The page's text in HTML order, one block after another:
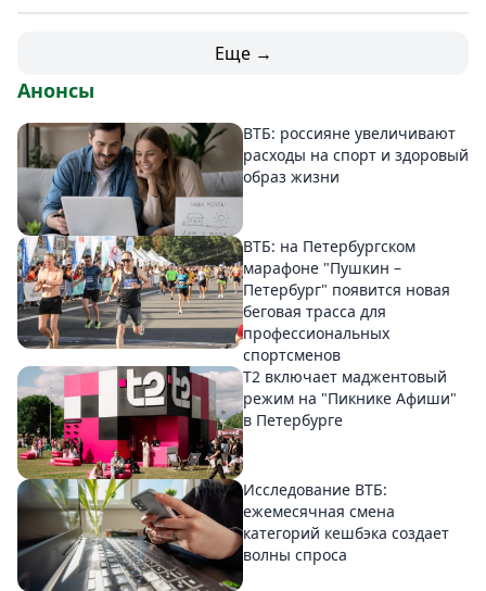
Еще →
Анонсы
ВТБ: россияне увеличивают
расходы на спорт и здоровый
образ жизни
ВТБ: на Петербургском
марафоне "Пушкин –
Петербург" появится новая
беговая трасса для
профессиональных
спортсменов
Т2 включает маджентовый
режим на "Пикнике Афиши"
в Петербурге
Исследование ВТБ:
ежемесячная смена
категорий кешбэка создает
волны спроса